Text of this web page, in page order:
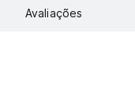
Avaliações